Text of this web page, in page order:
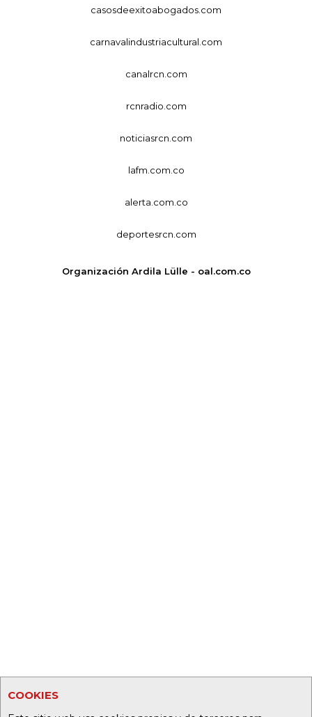
COOKIES
casosdeexitoabogados.com
carnavalindustriacultural.com
canalrcn.com
rcnradio.com
noticiasrcn.com
lafm.com.co
alerta.com.co
deportesrcn.com
Organización Ardila Lülle - oal.com.co